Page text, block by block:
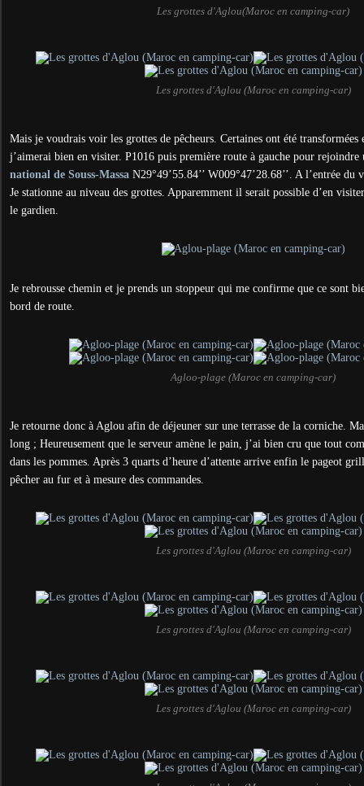
Les grottes d'Aglou(Maroc en camping-car)
Les grottes d'Aglou (Maroc en camping-car)
Mais je voudrais voir les grottes de pêcheurs. Certaines ont été transformées
j’aimerai bien en visiter. P1016 puis première route à gauche pour rejoindre
national de Souss-Massa N29°49’55.84’’ W009°47’28.68’’. A l’entrée
Je stationne au niveau des grottes. Apparemment il serait possible d’en
le gardien.
Je rebrousse chemin et je prends un stoppeur qui me confirme que ce sont
bord de route.
Agloo-plage (Maroc en camping-car)
Je retourne donc à Aglou afin de déjeuner sur une terrasse de la corniche.
long ; Heureusement que le serveur amène le pain, j’ai bien cru que tout
dans les pommes. Après 3 quarts d’heure d’attente arrive enfin le pageot
pêcher au fur et à mesure des commandes.
Les grottes d'Aglou (Maroc en camping-car)
Les grottes d'Aglou (Maroc en camping-car)
Les grottes d'Aglou (Maroc en camping-car)